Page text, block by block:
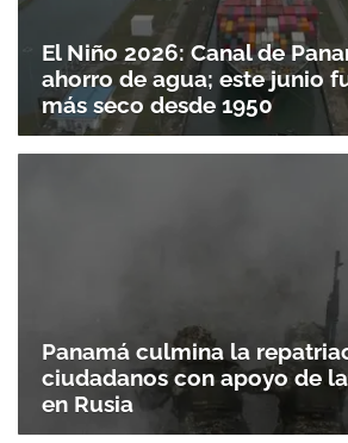
El Niño 2026: Canal de
ahorro de agua; este junio
más seco desde 1950
Panamá culmina la
ciudadanos con apoyo de
en Rusia